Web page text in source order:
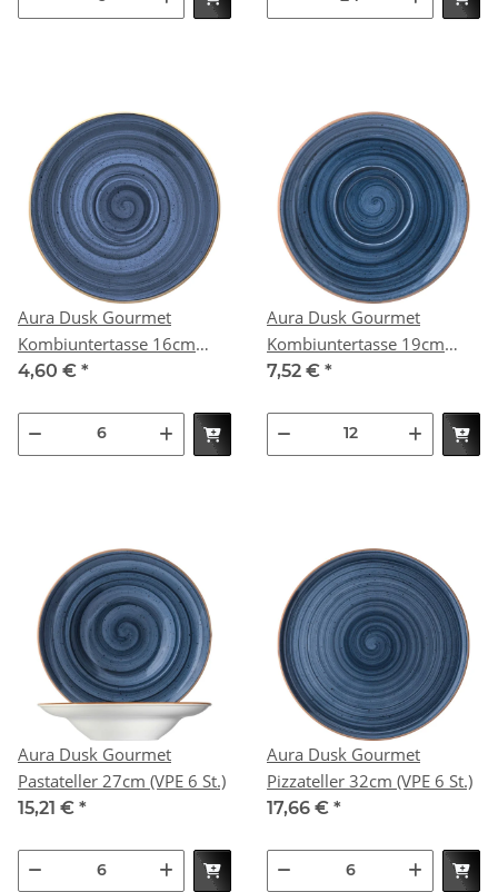
Aura Dusk Gourmet
Kombiuntertasse 16cm
(VPE 6 St.)
4,60 € *
Aura Dusk Gourmet
Kombiuntertasse 19cm
(VPE 12 St.)
7,52 € *
Aura Dusk Gourmet
Pastateller 27cm (VPE 6 St.)
15,21 € *
Aura Dusk Gourmet
Pizzateller 32cm (VPE 6 St.)
17,66 € *